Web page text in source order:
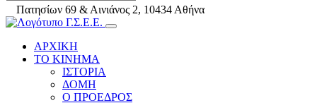
Πατησίων 69 & Αινιάνος 2, 10434 Αθήνα
ΑΡΧΙΚΗ
ΤΟ ΚΙΝΗΜΑ
ΙΣΤΟΡΙΑ
ΔΟΜΗ
Ο ΠΡΟΕΔΡΟΣ